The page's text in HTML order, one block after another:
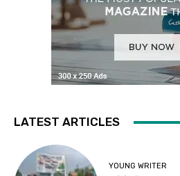
LATEST ARTICLES
YOUNG WRITER